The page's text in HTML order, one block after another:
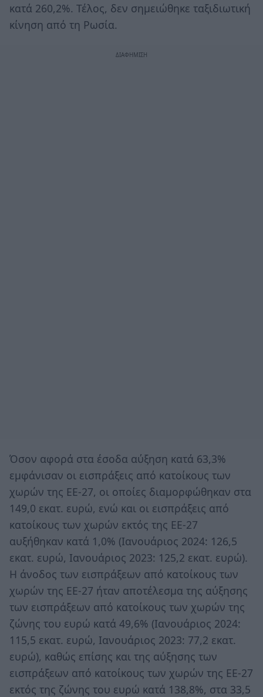
κατά 260,2%. Τέλος, δεν σημειώθηκε ταξιδιωτική
κίνηση από τη Ρωσία.
Όσον αφορά στα έσοδα αύξηση κατά 63,3%
εμφάνισαν οι εισπράξεις από κατοίκους των
χωρών της ΕΕ-27, οι οποίες διαμορφώθηκαν στα
149,0 εκατ. ευρώ, ενώ και οι εισπράξεις από
κατοίκους των χωρών εκτός της ΕΕ-27
αυξήθηκαν κατά 1,0% (Ιανουάριος 2024: 126,5
εκατ. ευρώ, Ιανουάριος 2023: 125,2 εκατ. ευρώ).
Η άνοδος των εισπράξεων από κατοίκους των
χωρών της ΕΕ-27 ήταν αποτέλεσμα της αύξησης
των εισπράξεων από κατοίκους των χωρών της
ζώνης του ευρώ κατά 49,6% (Ιανουάριος 2024:
115,5 εκατ. ευρώ, Ιανουάριος 2023: 77,2 εκατ.
ευρώ), καθώς επίσης και της αύξησης των
εισπράξεων από κατοίκους των χωρών της ΕΕ-27
εκτός της ζώνης του ευρώ κατά 138,8%, στα 33,5